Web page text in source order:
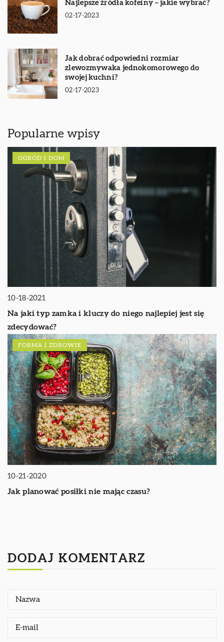
Najlepsze źródła kofeiny – jakie wybrać?
02-17-2023
Jak dobrać odpowiedni rozmiar
zlewozmywaka jednokomorowego do
swojej kuchni?
02-17-2023
Popularne wpisy
OGRÓD I DOM
10-18-2021
Na jaki typ zamka i kluczy do niego najlepiej jest się
zdecydować?
FORMA I ZDROWIE
10-21-2020
Jak planować posiłki nie mając czasu?
DODAJ KOMENTARZ